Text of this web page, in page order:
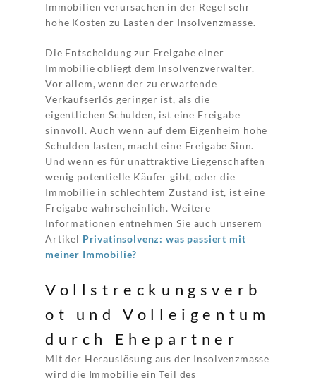
Immobilien verursachen in der Regel sehr
hohe Kosten zu Lasten der Insolvenzmasse.
Die Entscheidung zur Freigabe einer
Immobilie obliegt dem Insolvenzverwalter.
Vor allem, wenn der zu erwartende
Verkaufserlös geringer ist, als die
eigentlichen Schulden, ist eine Freigabe
sinnvoll. Auch wenn auf dem Eigenheim hohe
Schulden lasten, macht eine Freigabe Sinn.
Und wenn es für unattraktive Liegenschaften
wenig potentielle Käufer gibt, oder die
Immobilie in schlechtem Zustand ist, ist eine
Freigabe wahrscheinlich. Weitere
Informationen entnehmen Sie auch unserem
Artikel Privatinsolvenz: was passiert mit
meiner Immobilie?
Vollstreckungsverb
ot und Volleigentum
durch Ehepartner
Mit der Herauslösung aus der Insolvenzmasse
wird die Immobilie ein Teil des